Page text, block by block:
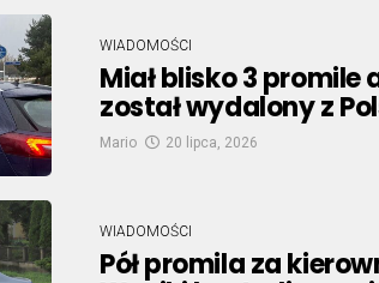
WIADOMOŚCI
Miał blisko 3
został wydalony z
Mario 20 lipca, 2026
WIADOMOŚCI
Pół promila za